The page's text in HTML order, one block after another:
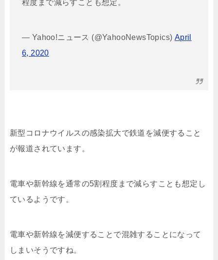
程度まで減らすことも想定。
— Yahoo!ニュース (@YahooNewsTopics) April
6, 2020
新型コロナウイルスの感染拡大で鉄道を減便すること
が報道されています。
電車や新幹線を通常の5割程度まで減らすことも想定し
ているようです。
電車や新幹線を減便することで混雑することになって
しまいそうですね。